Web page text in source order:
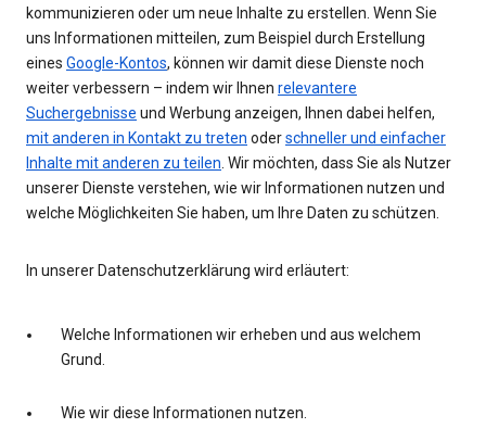
kommunizieren oder um neue Inhalte zu erstellen. Wenn Sie
uns Informationen mitteilen, zum Beispiel durch Erstellung
eines Google-Kontos, können wir damit diese Dienste noch
weiter verbessern – indem wir Ihnen relevantere
Suchergebnisse und Werbung anzeigen, Ihnen dabei helfen,
mit anderen in Kontakt zu treten oderschneller und einfacher
Inhalte mit anderen zu teilen. Wir möchten, dass Sie als Nutzer
unserer Dienste verstehen, wie wir Informationen nutzen und
welche Möglichkeiten Sie haben, um Ihre Daten zu schützen.
In unserer Datenschutzerklärung wird erläutert:
Welche Informationen wir erheben und aus welchem
Grund.
Wie wir diese Informationen nutzen.